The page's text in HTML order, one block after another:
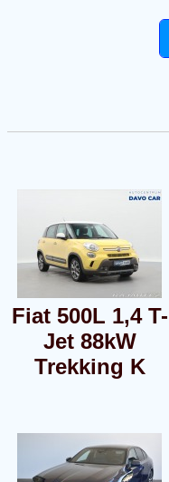
Fiat 500L 1,4 T-
Jet 88kW
Trekking K